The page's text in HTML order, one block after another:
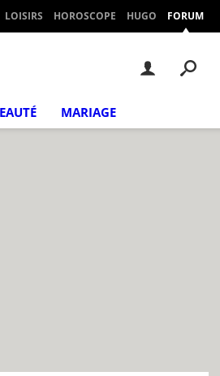
LOISIRS HOROSCOPE HUGO FORUM
MARIAGE